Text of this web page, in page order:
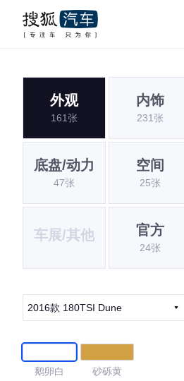
外观
161张
内饰
231张
底盘/动力
47张
空间
25张
车展/其他 官方
24张
2016款 180TSI Dune
鹅卵白 砂砾黄